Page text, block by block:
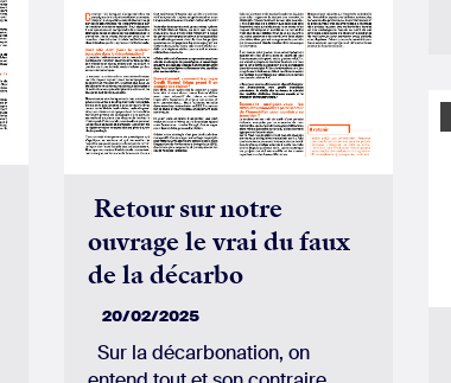
Retour sur notre
ouvrage le vrai du faux
de la décarbo
20/02/2025
Sur la décarbonation, on